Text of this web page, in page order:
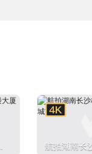
航拍湖南长